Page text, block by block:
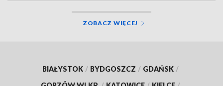
ZOBACZ WIĘCEJ
BIAŁYSTOK / BYDGOSZCZ / GDAŃSK /